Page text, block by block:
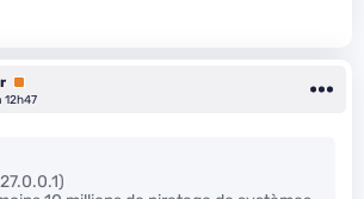
Premium